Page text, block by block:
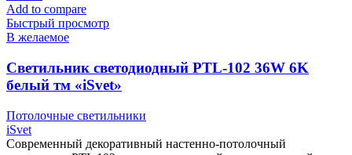
Add to compare
Быстрый просмотр
В желаемое
Cветильник светодиодный PTL-102 36W 6K
белый тм «iSvet»
Потолочные светильники
iSvet
Современный декоративный настенно-потолочный